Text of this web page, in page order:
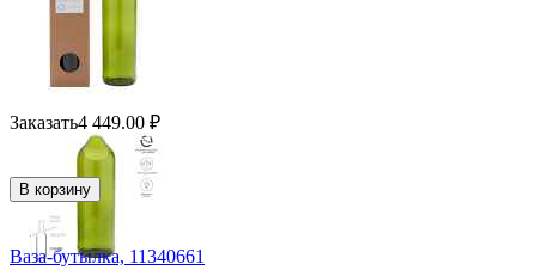
Заказать4 449.00 ₽
В корзину
Ваза-бутылка, 11340661